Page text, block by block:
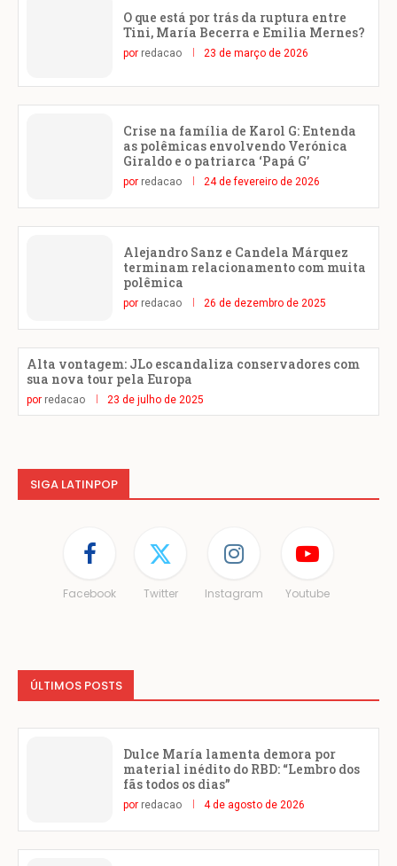
O que está por trás da ruptura entre
Tini, María Becerra e Emilia Mernes?
por redacao 23 de março de 2026
Crise na família de Karol G: Entenda
as polêmicas envolvendo Verónica
Giraldo e o patriarca ‘Papá G’
por redacao 24 de fevereiro de 2026
Alejandro Sanz e Candela Márquez
terminam relacionamento com muita
polêmica
por redacao 26 de dezembro de 2025
Alta vontagem: JLo escandaliza conservadores com
sua nova tour pela Europa
por redacao 23 de julho de 2025
SIGA LATINPOP
Facebook Twitter Instagram Youtube
ÚLTIMOS POSTS
Dulce María lamenta demora por
material inédito do RBD: “Lembro dos
fãs todos os dias”
por redacao 4 de agosto de 2026